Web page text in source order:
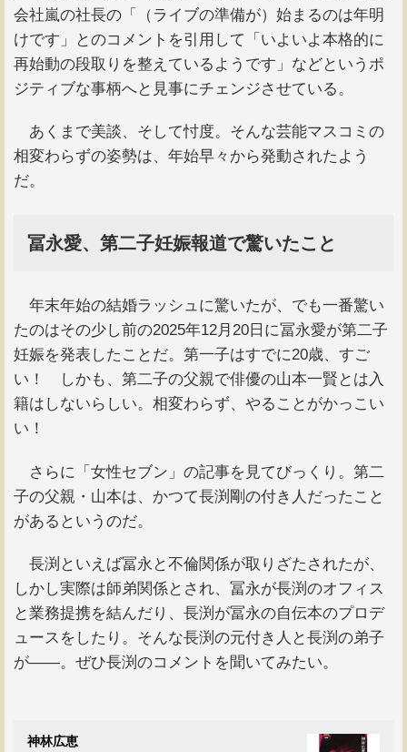
会社嵐の社長の「（ライブの準備が）始まるのは年明
けです」とのコメントを引用して「いよいよ本格的に
再始動の段取りを整えているようです」などというポ
ジティブな事柄へと見事にチェンジさせている。
あくまで美談、そして忖度。そんな芸能マスコミの
相変わらずの姿勢は、年始早々から発動されたよう
だ。
冨永愛、第二子妊娠報道で驚いたこと
年末年始の結婚ラッシュに驚いたが、でも一番驚い
たのはその少し前の2025年12月20日に冨永愛が第二子
妊娠を発表したことだ。第一子はすでに20歳、すご
い！ しかも、第二子の父親で俳優の山本一賢とは入
籍はしないらしい。相変わらず、やることがかっこい
い！
さらに「女性セブン」の記事を見てびっくり。第二
子の父親・山本は、かつて長渕剛の付き人だったこと
があるというのだ。
長渕といえば冨永と不倫関係が取りざたされたが、
しかし実際は師弟関係とされ、冨永が長渕のオフィス
と業務提携を結んだり、長渕が冨永の自伝本のプロデ
ュースをしたり。そんな長渕の元付き人と長渕の弟子
が――。ぜひ長渕のコメントを聞いてみたい。
神林広恵